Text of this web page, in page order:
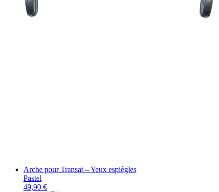
Arche pour Transat – Yeux espiègles
Pastel
49,90 €